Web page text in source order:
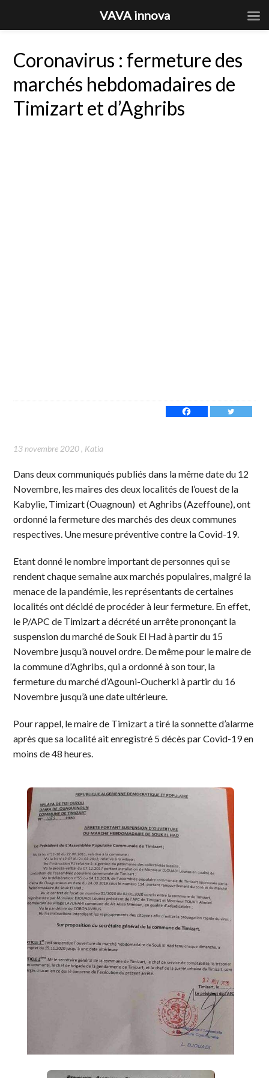
Coronavirus : fermeture des
marchés hebdomadaires de
Timizart et d’Aghribs
13 novembre 2020, Katia
Dans deux communiqués publiés dans la même date du 12
Novembre, les maires des deux localités de l’ouest de la
Kabylie, Timizart (Ouagnoun) et Aghribs (Azeffoune), ont
ordonné la fermeture des marchés des deux communes
respectives. Une mesure préventive contre la Covid-19.
Etant donné le nombre important de personnes qui se
rendent chaque semaine aux marchés populaires, malgré la
menace de la pandémie, les représentants de certaines
localités ont décidé de procéder à leur fermeture. En effet,
le P/APC de Timizart a décrété un arrête prononçant la
suspension du marché de Souk El Had à partir du 15
Novembre jusqu’à nouvel ordre. De même pour le maire de
la commune d’Aghribs, qui a ordonné à son tour, la
fermeture du marché d’Agouni-Oucherki à partir du 16
Novembre jusqu’à une date ultérieure.
Pour rappel, le maire de Timizart a tiré la sonnette d’alarme
après que sa localité ait enregistré 5 décès par Covid-19 en
moins de 48 heures.
VAVA innova